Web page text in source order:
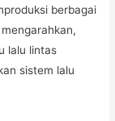
berbagai
lalu lintas
sistem lalu